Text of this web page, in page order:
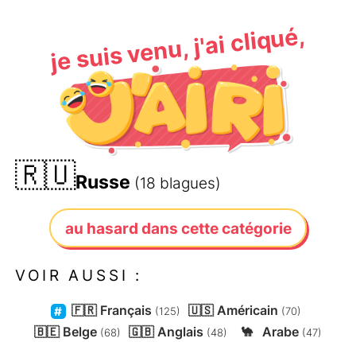
je suis venu, j'ai cliqué,
🇷🇺Russe (18 blagues)
au hasard dans cette catégorie
VOIR AUSSI :
🇫🇷Français (125) 🇺🇸 Américain (70)
🇧🇪Belge (68) 🇬🇧 Anglais (48) 🐪 Arabe (47)